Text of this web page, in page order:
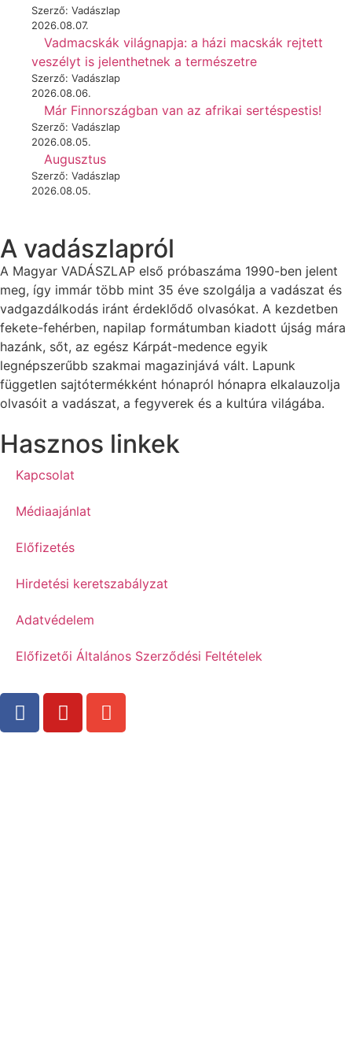
Szerző: Vadászlap
2026.08.07.
Vadmacskák világnapja: a házi macskák rejtett
veszélyt is jelenthetnek a természetre
Szerző: Vadászlap
2026.08.06.
Már Finnországban van az afrikai sertéspestis!
Szerző: Vadászlap
2026.08.05.
Augusztus
Szerző: Vadászlap
2026.08.05.
A vadászlapról
A Magyar VADÁSZLAP első próbaszáma 1990-ben jelent
meg, így immár több mint 35 éve szolgálja a vadászat és
vadgazdálkodás iránt érdeklődő olvasókat. A kezdetben
fekete-fehérben, napilap formátumban kiadott újság mára
hazánk, sőt, az egész Kárpát-medence egyik
legnépszerűbb szakmai magazinjává vált. Lapunk
független sajtótermékként hónapról hónapra elkalauzolja
olvasóit a vadászat, a fegyverek és a kultúra világába.
Hasznos linkek
Kapcsolat
Médiaajánlat
Előfizetés
Hirdetési keretszabályzat
Adatvédelem
Előfizetői Általános Szerződési Feltételek